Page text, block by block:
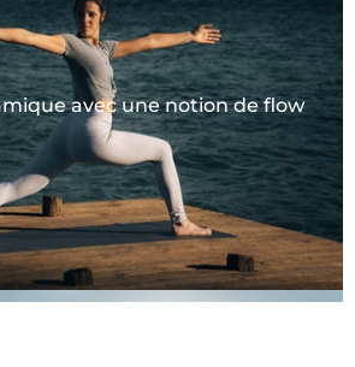
avec une notion de flow